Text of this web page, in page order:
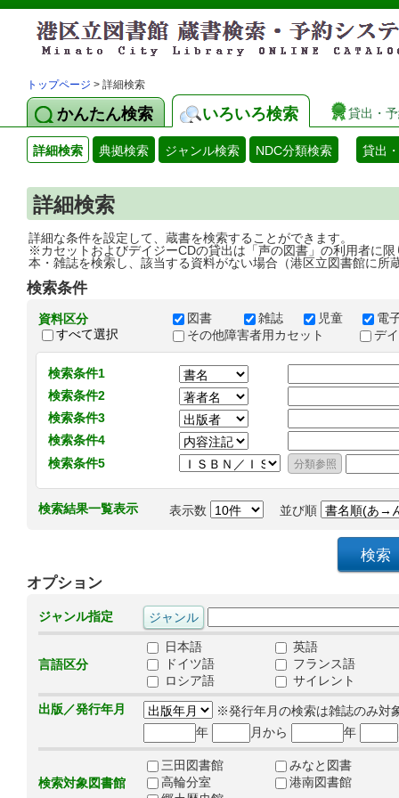
トップページ > 詳細検索
かんたん検索 いろいろ検索 貸出・
詳細検索 典拠検索 ジャンル検索 NDC分類検索 貸出
詳細検索
詳細な条件を設定して、蔵書を検索することができます。
※カセットおよびデイジーCDの貸出は「声の図書」の利用者に限
本・雑誌を検索し、該当する資料がない場合（港区立図書館に所
検索条件
資料区分
すべて選択
図書 雑誌 児童
電
その他障害者用カセット
デ
検索条件1
検索条件2
検索条件3
検索条件4
検索条件5
検索結果一覧表示 表示数 並び順
オプション
ジャンル指定
言語区分
日本語
英語
ドイツ語
フランス語
ロシア語
サイレント
出版／発行年月
※発行年月の検索は雑誌のみ対
年
月から 年
検索対象図書館
三田図書館
みなと図書
高輪分室
港南図書館